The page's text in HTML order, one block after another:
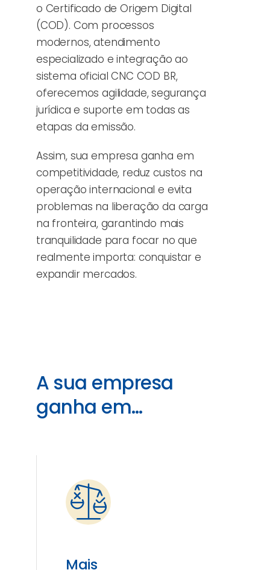
o Certificado de Origem Digital
(COD). Com processos
modernos, atendimento
especializado e integração ao
sistema oficial CNC COD BR,
oferecemos agilidade, segurança
jurídica e suporte em todas as
etapas da emissão.
Assim, sua empresa ganha em
competitividade, reduz custos na
operação internacional e evita
problemas na liberação da carga
na fronteira, garantindo mais
tranquilidade para focar no que
realmente importa: conquistar e
expandir mercados.
A sua empresa
ganha em…
Mais